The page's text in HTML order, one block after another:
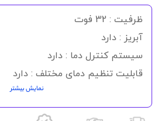
ظرفیت : 32 فوت
آبریز : دارد
سیستم کنترل دما : دارد
قابلیت تنظیم دمای مختلف : دارد
قابلیت دسترسی به آب شهری : دارد
door in door : دارد
نمایش بیشتر